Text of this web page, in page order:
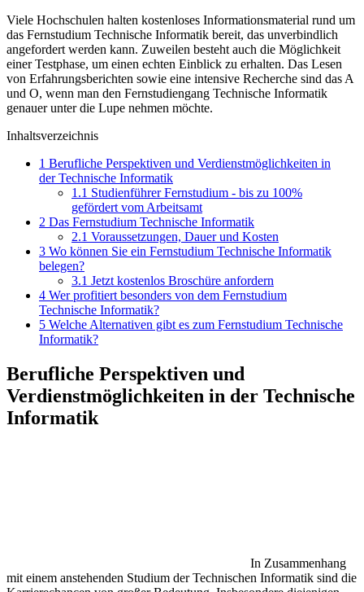
Viele Hochschulen halten kostenloses Informationsmaterial rund um
das Fernstudium Technische Informatik bereit, das unverbindlich
angefordert werden kann. Zuweilen besteht auch die Möglichkeit
einer Testphase, um einen echten Einblick zu erhalten. Das Lesen
von Erfahrungsberichten sowie eine intensive Recherche sind das A
und O, wenn man den Fernstudiengang Technische Informatik
genauer unter die Lupe nehmen möchte.
Inhaltsverzeichnis
1 Berufliche Perspektiven und Verdienstmöglichkeiten in
der Technische Informatik
1.1 Studienführer Fernstudium - bis zu 100%
gefördert vom Arbeitsamt
2 Das Fernstudium Technische Informatik
2.1 Voraussetzungen, Dauer und Kosten
3 Wo können Sie ein Fernstudium Technische Informatik
belegen?
3.1 Jetzt kostenlos Broschüre anfordern
4 Wer profitiert besonders von dem Fernstudium
Technische Informatik?
5 Welche Alternativen gibt es zum Fernstudium Technische
Informatik?
Berufliche Perspektiven und
Verdienstmöglichkeiten in der Technische
Informatik
In Zusammenhang
mit einem anstehenden Studium der Technischen Informatik sind die